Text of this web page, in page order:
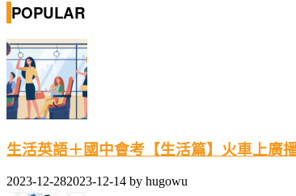
POPULAR
生活英語＋國中會考【生活篇】火車上廣
2023-12-282023-12-14 by hugowu